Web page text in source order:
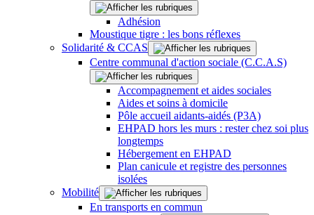
Adhésion
Moustique tigre : les bons réflexes
Solidarité & CCAS
Centre communal d'action sociale (C.C.A.S)
Accompagnement et aides sociales
Aides et soins à domicile
Pôle accueil aidants-aidés (P3A)
EHPAD hors les murs : rester chez soi plus
longtemps
Hébergement en EHPAD
Plan canicule et registre des personnes
isolées
Mobilité
En transports en commun